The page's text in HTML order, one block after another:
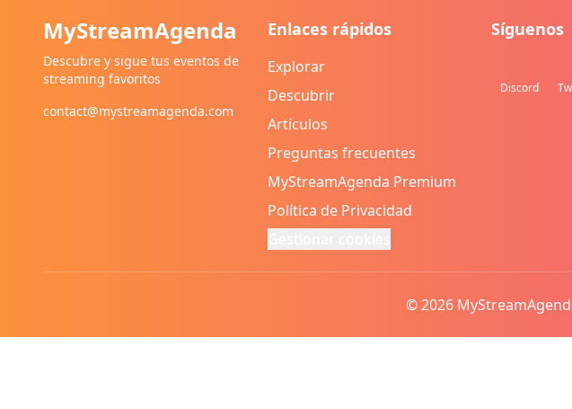
MyStreamAgenda
Descubre y sigue tus eventos de
streaming favoritos
contact@mystreamagenda.com
Enlaces rápidos
Explorar
Descubrir
Artículos
Preguntas frecuentes
MyStreamAgenda Premium
Política de Privacidad
Síguenos
Discord
© 2026